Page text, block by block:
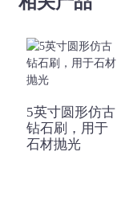
5英寸圆形仿古
钻石刷，用于
石材抛光